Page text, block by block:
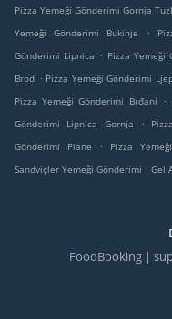
Pizza Yemeği Gönderimi Gornja
Yemeği Gönderimi Bukinje
.
Gönderimi Lipnica . Pizza Yemeği
Brod . Pizza Yemeği Gönderimi
Pizza Yemeği Gönderimi Brđani
.
Gönderimi Lipnica Gornja
.
Gönderimi Plane
. Pizza
Sandviçler Yemeği Gönderimi . Gel
FoodBooking |